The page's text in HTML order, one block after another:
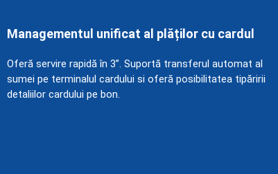
Managementul unificat al plăților cu cardul
Oferă servire rapidă în 3”. Suportă transferul automat al
sumei pe terminalul cardului si oferă posibilitatea tipăririi
detaliilor cardului pe bon.